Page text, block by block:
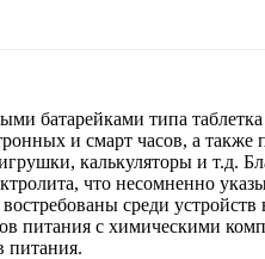
батарейками типа
и смарт часов, а
калькуляторы и т.д.
что несомненно
среди
питания с химическими
питания.